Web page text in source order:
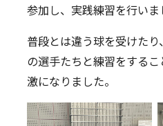
参加し、実践練習を行いま
普段とは違う球を受けた
の選手たちと練習をする
激になりました。